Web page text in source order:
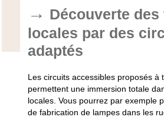
Découverte
locales par des
adaptés
Les circuits accessibles proposés à
permettent une immersion totale
locales. Vous pourrez par exemple
de fabrication de lampes dans les